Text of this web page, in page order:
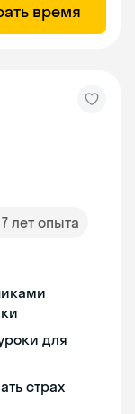
время
7 лет опыта
для
страх